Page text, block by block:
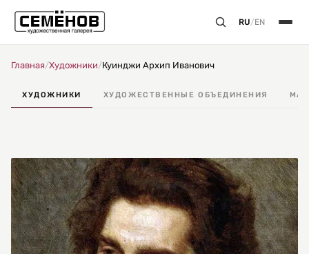
RU/EN
Главная/Художники/Куинджи Архип Иванович
ХУДОЖНИКИ ХУДОЖЕСТВЕННЫЕ ОБЪЕДИНЕНИЯ